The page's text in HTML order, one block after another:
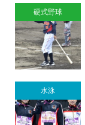
硬式野球
水泳